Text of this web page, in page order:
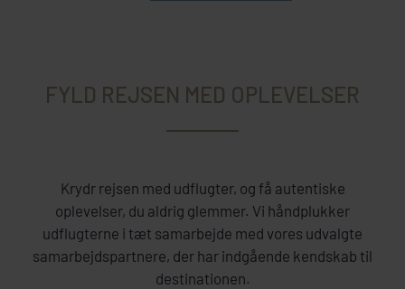
FYLD REJSEN MED OPLEVELSER
Krydr rejsen med udflugter, og få autentiske
oplevelser, du aldrig glemmer. Vi håndplukker
udflugterne i tæt samarbejde med vores udvalgte
samarbejdspartnere, der har indgående kendskab til
destinationen.